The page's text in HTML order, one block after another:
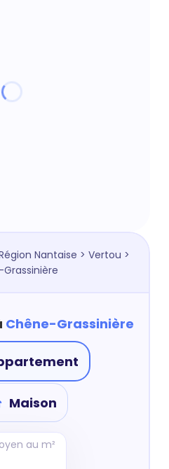
Nantaise > Vertou >
Chêne-Grassinière
Maison
au m²